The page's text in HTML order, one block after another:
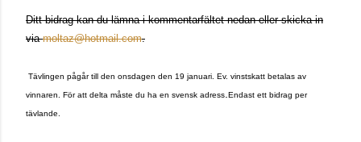
Ditt bidrag kan du lämna i kommentarfältet nedan eller skicka in
viamoltaz@hotmail.com.
Tävlingen pågår till den onsdagen den 19 januari. Ev. vinstskatt betalas av
vinnaren. För att delta måste du ha en svensk adress.Endast ett bidrag per
tävlande.